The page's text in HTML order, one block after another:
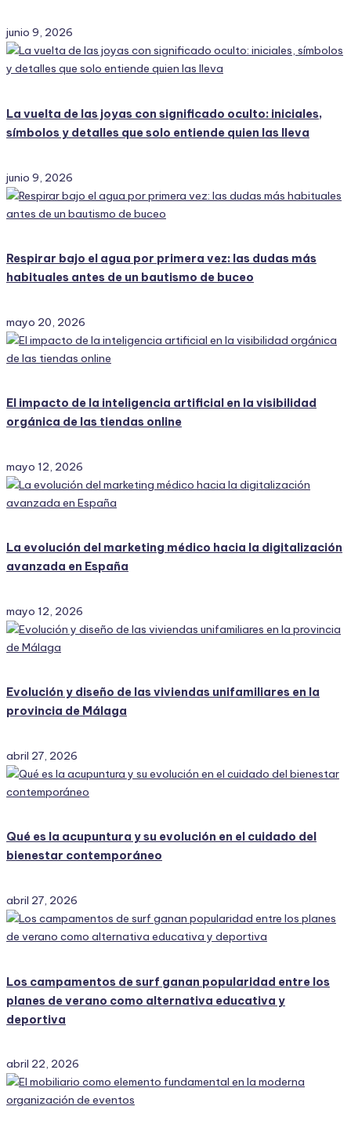
junio 9, 2026
La vuelta de las joyas con significado oculto: iniciales,
símbolos y detalles que solo entiende quien las lleva
junio 9, 2026
Respirar bajo el agua por primera vez: las dudas más
habituales antes de un bautismo de buceo
mayo 20, 2026
El impacto de la inteligencia artificial en la visibilidad
orgánica de las tiendas online
mayo 12, 2026
La evolución del marketing médico hacia la digitalización
avanzada en España
mayo 12, 2026
Evolución y diseño de las viviendas unifamiliares en la
provincia de Málaga
abril 27, 2026
Qué es la acupuntura y su evolución en el cuidado del
bienestar contemporáneo
abril 27, 2026
Los campamentos de surf ganan popularidad entre los
planes de verano como alternativa educativa y
deportiva
abril 22, 2026